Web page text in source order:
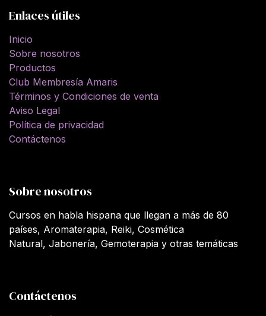
Enlaces útiles
Inicio
Sobre nosotros
Productos
Club Membresía Amaris
Términos y Condiciones de venta
Aviso Legal
Política de privacidad
Contáctenos
Sobre nosotros
Cursos en habla hispana que llegan a más de 80
países, Aromaterapia, Reiki, Cosmética
Natural, Jabonería, Gemoterapia y otras temáticas
Contáctenos